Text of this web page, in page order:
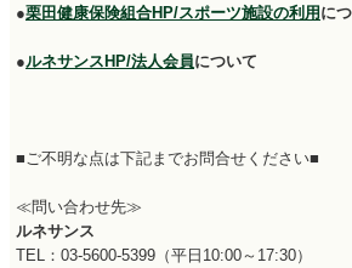
●栗田健康保険組合HP/スポーツ施設の利用 に
●ルネサンスHP/法人会員について
■ご不明な点は下記までお問合せください■
≪問い合わせ先≫
ルネサンス
TEL：03-5600-5399（平日10:00～17:30）